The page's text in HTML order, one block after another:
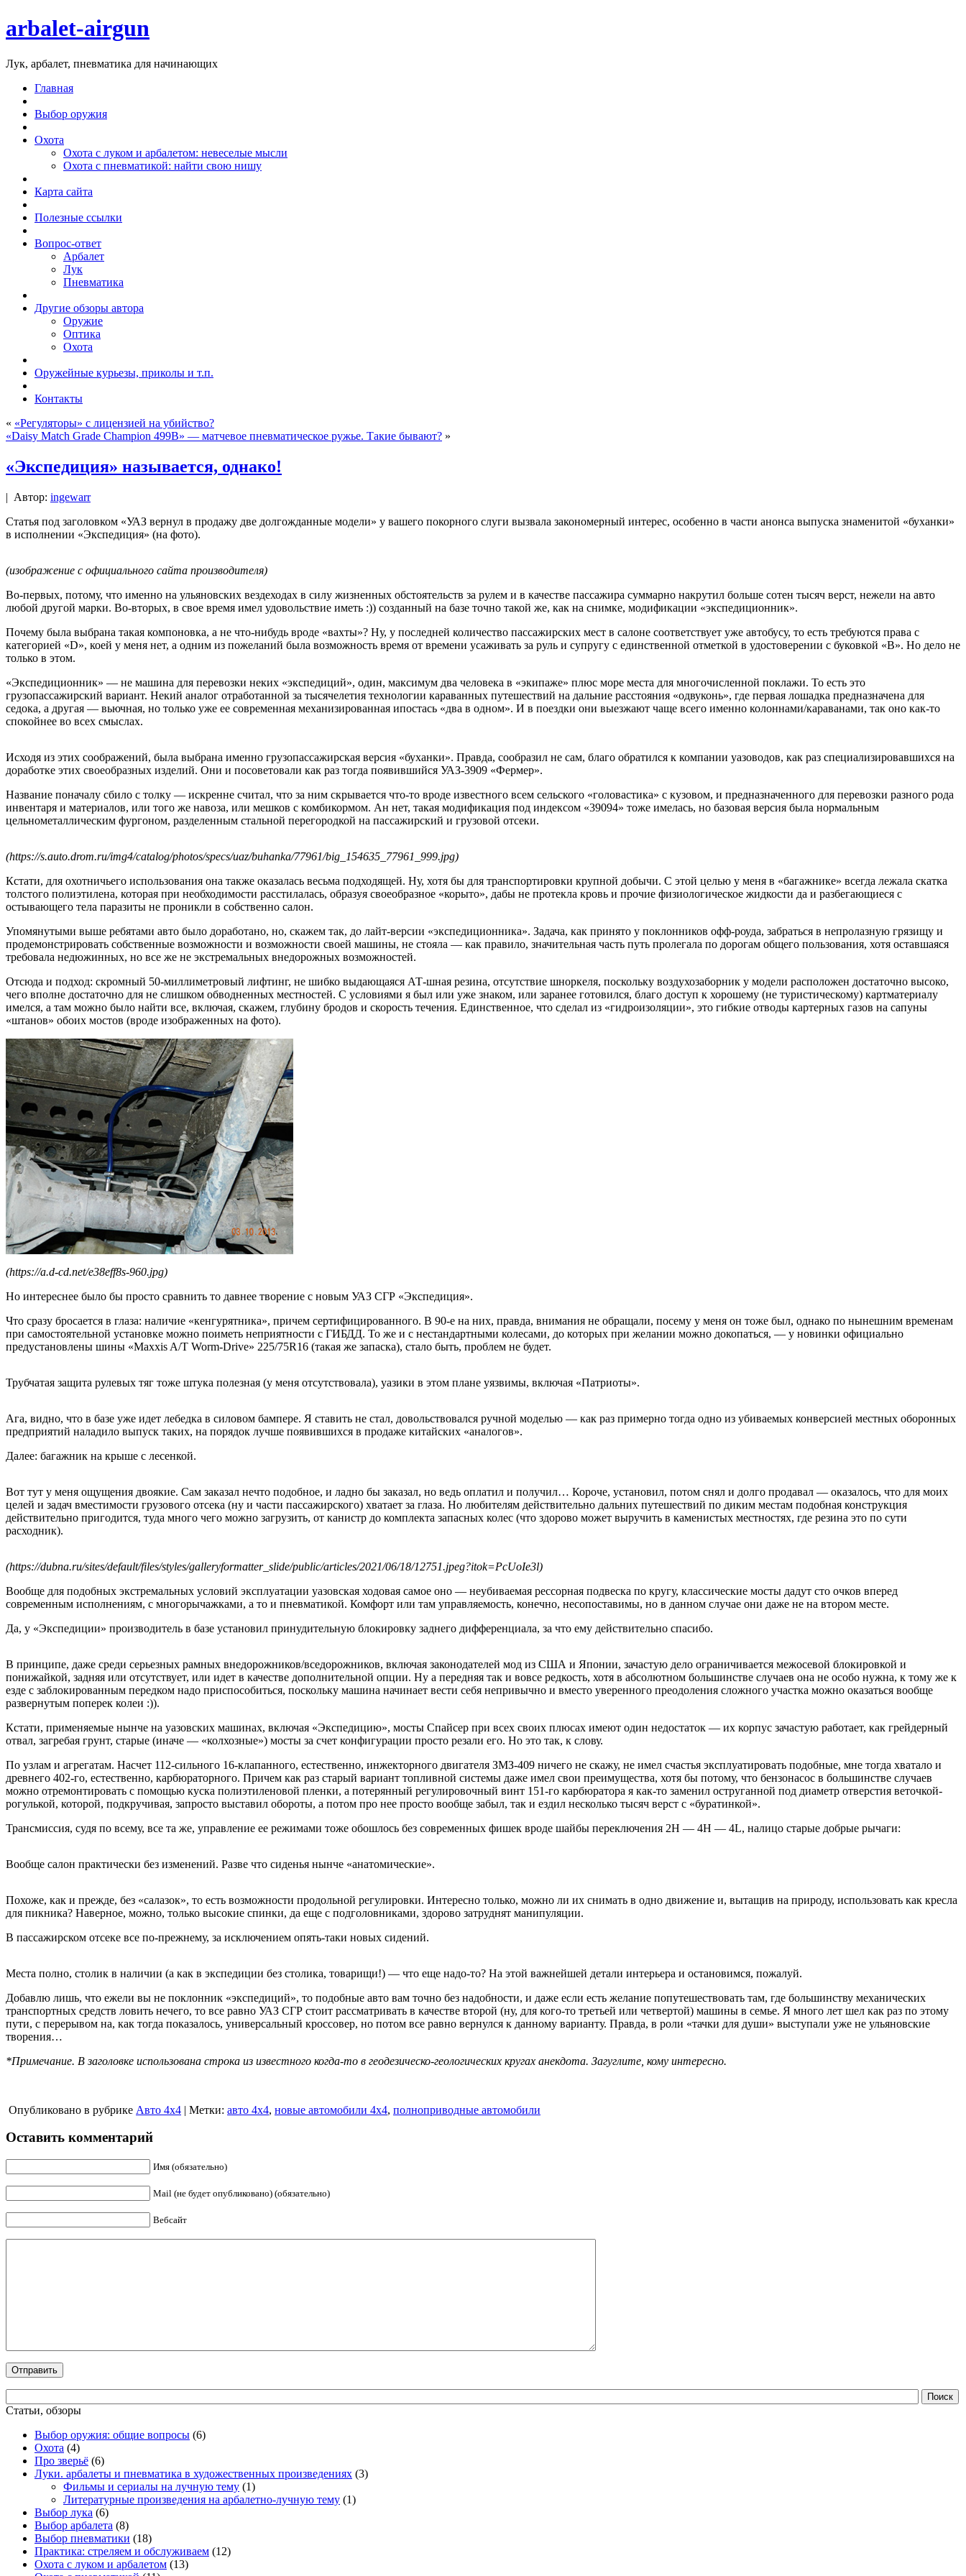
arbalet-airgun
Лук, арбалет, пневматика для начинающих
Главная
Выбор оружия
Охота
Охота с луком и арбалетом: невеселые мысли
Охота с пневматикой: найти свою нишу
Карта сайта
Полезные ссылки
Вопрос-ответ
Арбалет
Лук
Пневматика
Другие обзоры автора
Оружие
Оптика
Охота
Оружейные курьезы, приколы и т.п.
Контакты
« «Регуляторы» с лицензией на убийство?
«Daisy Match Grade Champion 499B» — матчевое пневматическое ружье. Такие бывают? »
«Экспедиция» называется, однако!
| Автор: ingewarr
Статья под заголовком «УАЗ вернул в продажу две долгожданные модели» у вашего покорного слуги вызвала закономерный интерес, особенно в части анонса выпуска знаменитой «буханки»
в исполнении «Экспедиция» (на фото).
(изображение с официального сайта производителя)
Во-первых, потому, что именно на ульяновских вездеходах в силу жизненных обстоятельств за рулем и в качестве пассажира суммарно накрутил больше сотен тысяч верст, нежели на авто
любой другой марки. Во-вторых, в свое время имел удовольствие иметь :)) созданный на базе точно такой же, как на снимке, модификации «экспедиционник».
Почему была выбрана такая компоновка, а не что-нибудь вроде «вахты»? Ну, у последней количество пассажирских мест в салоне соответствует уже автобусу, то есть требуются права с
категорией «D», коей у меня нет, а одним из пожеланий была возможность время от времени усаживать за руль и супругу с единственной отметкой в удостоверении с буковкой «B». Но дело не
только в этом.
«Экспедиционник» — не машина для перевозки неких «экспедиций», один, максимум два человека в «экипаже» плюс море места для многочисленной поклажи. То есть это
грузопассажирский вариант. Некий аналог отработанной за тысячелетия технологии караванных путешествий на дальние расстояния «одвуконь», где первая лошадка предназначена для
седока, а другая — вьючная, но только уже ее современная механизированная ипостась «два в одном». И в поездки они выезжают чаще всего именно колоннами/караванами, так оно как-то
спокойнее во всех смыслах.
Исходя из этих соображений, была выбрана именно грузопассажирская версия «буханки». Правда, сообразил не сам, благо обратился к компании уазоводов, как раз специализировавшихся на
доработке этих своеобразных изделий. Они и посоветовали как раз тогда появившийся УАЗ-3909 «Фермер».
Название поначалу сбило с толку — искренне считал, что за ним скрывается что-то вроде известного всем сельского «головастика» с кузовом, и предназначенного для перевозки разного рода
инвентаря и материалов, или того же навоза, или мешков с комбикормом. Ан нет, такая модификация под индексом «39094» тоже имелась, но базовая версия была нормальным
цельнометаллическим фургоном, разделенным стальной перегородкой на пассажирский и грузовой отсеки.
(https://s.auto.drom.ru/img4/catalog/photos/specs/uaz/buhanka/77961/big_154635_77961_999.jpg)
Кстати, для охотничьего использования она также оказалась весьма подходящей. Ну, хотя бы для транспортировки крупной добычи. С этой целью у меня в «багажнике» всегда лежала скатка
толстого полиэтилена, которая при необходимости расстилалась, образуя своеобразное «корыто», дабы не протекла кровь и прочие физиологическое жидкости да и разбегающиеся с
остывающего тела паразиты не проникли в собственно салон.
Упомянутыми выше ребятами авто было доработано, но, скажем так, до лайт-версии «экспедиционника». Задача, как принято у поклонников офф-роуда, забраться в непролазную грязищу и
продемонстрировать собственные возможности и возможности своей машины, не стояла — как правило, значительная часть путь пролегала по дорогам общего пользования, хотя оставшаяся
требовала недюжинных, но все же не экстремальных внедорожных возможностей.
Отсюда и подход: скромный 50-миллиметровый лифтинг, не шибко выдающаяся АТ-шная резина, отсутствие шноркеля, поскольку воздухозаборник у модели расположен достаточно высоко,
чего вполне достаточно для не слишком обводненных местностей. С условиями я был или уже знаком, или заранее готовился, благо доступ к хорошему (не туристическому) картматериалу
имелся, а там можно было найти все, включая, скажем, глубину бродов и скорость течения. Единственное, что сделал из «гидроизоляции», это гибкие отводы картерных газов на сапуны
«штанов» обоих мостов (вроде изображенных на фото).
(https://a.d-cd.net/e38eff8s-960.jpg)
Но интереснее было бы просто сравнить то давнее творение с новым УАЗ СГР «Экспедиция».
Что сразу бросается в глаза: наличие «кенгурятника», причем сертифицированного. В 90-е на них, правда, внимания не обращали, посему у меня он тоже был, однако по нынешним временам
при самостоятельной установке можно поиметь неприятности с ГИБДД. То же и с нестандартными колесами, до которых при желании можно докопаться, — у новинки официально
предустановлены шины «Maxxis A/T Worm-Drive» 225/75R16 (такая же запаска), стало быть, проблем не будет.
Трубчатая защита рулевых тяг тоже штука полезная (у меня отсутствовала), уазики в этом плане уязвимы, включая «Патриоты».
Ага, видно, что в базе уже идет лебедка в силовом бампере. Я ставить не стал, довольствовался ручной моделью — как раз примерно тогда одно из убиваемых конверсией местных оборонных
предприятий наладило выпуск таких, на порядок лучше появившихся в продаже китайских «аналогов».
Далее: багажник на крыше с лесенкой.
Вот тут у меня ощущения двоякие. Сам заказал нечто подобное, и ладно бы заказал, но ведь оплатил и получил… Короче, установил, потом снял и долго продавал — оказалось, что для моих
целей и задач вместимости грузового отсека (ну и части пассажирского) хватает за глаза. Но любителям действительно дальних путешествий по диким местам подобная конструкция
действительно пригодится, туда много чего можно загрузить, от канистр до комплекта запасных колес (что здорово может выручить в каменистых местностях, где резина это по сути
расходник).
(https://dubna.ru/sites/default/files/styles/galleryformatter_slide/public/articles/2021/06/18/12751.jpeg?itok=PcUoIe3l)
Вообще для подобных экстремальных условий эксплуатации уазовская ходовая самое оно — неубиваемая рессорная подвеска по кругу, классические мосты дадут сто очков вперед
современным исполнениям, с многорычажками, а то и пневматикой. Комфорт или там управляемость, конечно, несопоставимы, но в данном случае они даже не на втором месте.
Да, у «Экспедиции» производитель в базе установил принудительную блокировку заднего дифференциала, за что ему действительно спасибо.
В принципе, даже среди серьезных рамных внедорожников/вседорожников, включая законодателей мод из США и Японии, зачастую дело ограничивается межосевой блокировкой и
понижайкой, задняя или отсутствует, или идет в качестве дополнительной опции. Ну а передняя так и вовсе редкость, хотя в абсолютном большинстве случаев она не особо нужна, к тому же к
езде с заблокированным передком надо приспособиться, поскольку машина начинает вести себя непривычно и вместо уверенного преодоления сложного участка можно оказаться вообще
развернутым поперек колеи :)).
Кстати, применяемые нынче на уазовских машинах, включая «Экспедицию», мосты Спайсер при всех своих плюсах имеют один недостаток — их корпус зачастую работает, как грейдерный
отвал, загребая грунт, старые (иначе — «колхозные») мосты за счет конфигурации просто резали его. Но это так, к слову.
По узлам и агрегатам. Насчет 112-сильного 16-клапанного, естественно, инжекторного двигателя ЗМЗ-409 ничего не скажу, не имел счастья эксплуатировать подобные, мне тогда хватало и
древнего 402-го, естественно, карбюраторного. Причем как раз старый вариант топливной системы даже имел свои преимущества, хотя бы потому, что бензонасос в большинстве случаев
можно отремонтировать с помощью куска полиэтиленовой пленки, а потерянный регулировочный винт 151-го карбюратора я как-то заменил оструганной под диаметр отверстия веточкой-
рогулькой, которой, подкручивая, запросто выставил обороты, а потом про нее просто вообще забыл, так и ездил несколько тысяч верст с «буратинкой».
Трансмиссия, судя по всему, все та же, управление ее режимами тоже обошлось без современных фишек вроде шайбы переключения 2Н — 4H — 4L, налицо старые добрые рычаги:
Вообще салон практически без изменений. Разве что сиденья нынче «анатомические».
Похоже, как и прежде, без «салазок», то есть возможности продольной регулировки. Интересно только, можно ли их снимать в одно движение и, вытащив на природу, использовать как кресла
для пикника? Наверное, можно, только высокие спинки, да еще с подголовниками, здорово затруднят манипуляции.
В пассажирском отсеке все по-прежнему, за исключением опять-таки новых сидений.
Места полно, столик в наличии (а как в экспедиции без столика, товарищи!) — что еще надо-то? На этой важнейшей детали интерьера и остановимся, пожалуй.
Добавлю лишь, что ежели вы не поклонник «экспедиций», то подобные авто вам точно без надобности, и даже если есть желание попутешествовать там, где большинству механических
транспортных средств ловить нечего, то все равно УАЗ СГР стоит рассматривать в качестве второй (ну, для кого-то третьей или четвертой) машины в семье. Я много лет шел как раз по этому
пути, с перерывом на, как тогда показалось, универсальный кроссовер, но потом все равно вернулся к данному варианту. Правда, в роли «тачки для души» выступали уже не ульяновские
творения…
*Примечание. В заголовке использована строка из известного когда-то в геодезическо-геологических кругах анекдота. Загуглите, кому интересно.
Опубликовано в рубрике Авто 4х4 | Метки: авто 4х4, новые автомобили 4х4, полноприводные автомобили
Оставить комментарий
Имя (обязательно)
Mail (не будет опубликовано) (обязательно)
Вебсайт
Статьи, обзоры
Выбор оружия: общие вопросы (6)
Охота (4)
Про зверьё (6)
Луки. арбалеты и пневматика в художественных произведениях (3)
Фильмы и сериалы на лучную тему (1)
Литературные произведения на арбалетно-лучную тему (1)
Выбор лука (6)
Выбор арбалета (8)
Выбор пневматики (18)
Практика: стреляем и обслуживаем (12)
Охота с луком и арбалетом (13)